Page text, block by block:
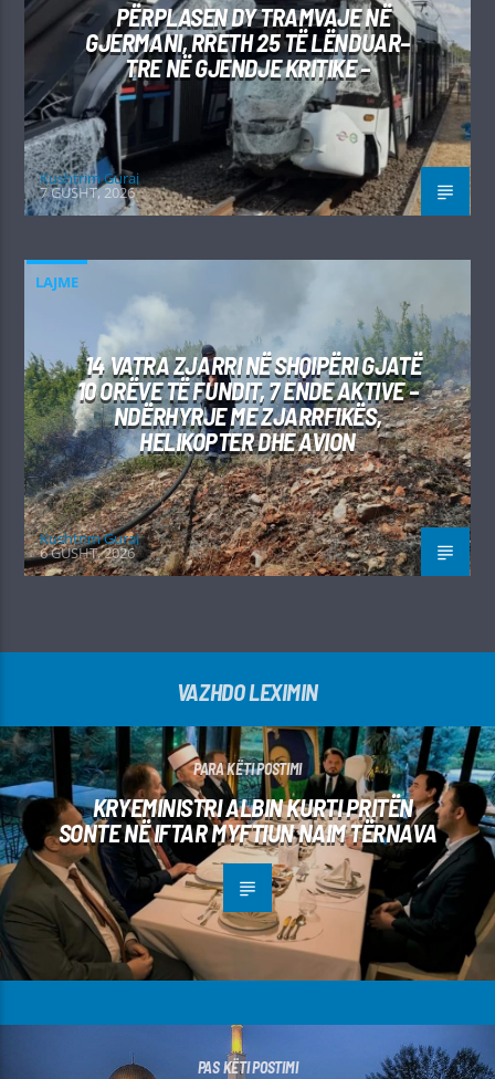
PËRPLASEN DY TRAMVAJE NË
GJERMANI, RRETH 25 TË LËNDUAR–
TRE NË GJENDJE KRITIKE –
Kushtrim Guraj
7 GUSHT, 2026
LAJME
14 VATRA ZJARRI NË SHQIPËRI GJATË
10 ORËVE TË FUNDIT, 7 ENDE AKTIVE –
NDËRHYRJE ME ZJARRFIKËS,
HELIKOPTER DHE AVION
Kushtrim Guraj
6 GUSHT, 2026
VAZHDO LEXIMIN
PARA KËTI POSTIMI
KRYEMINISTRI ALBIN KURTI PRITËN
SONTE NË IFTAR MYFTIUN NAIM TËRNAVA
PAS KËTI POSTIMI